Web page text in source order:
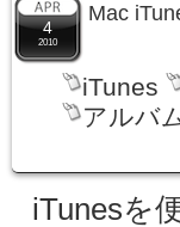
4
2010
Mac
iTunes
アルバ
iTunesを